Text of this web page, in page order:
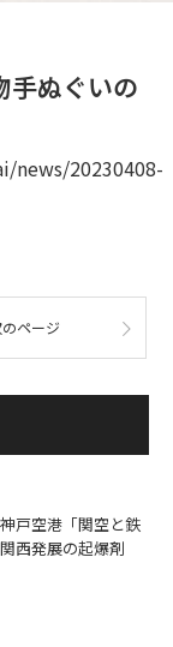
手ぬぐいの
news/20230408-
ページ
戸空港「関空と鉄
西発展の起爆剤